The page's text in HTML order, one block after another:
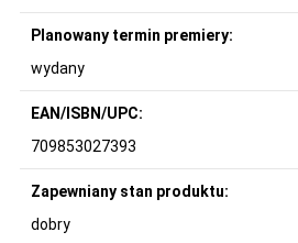
Planowany termin premiery:
wydany
EAN/ISBN/UPC:
709853027393
Zapewniany stan produktu:
dobry